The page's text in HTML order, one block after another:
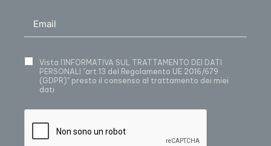
Vista l’INFORMATIVA SUL TRATTAMENTO DEI DATI
PERSONALI
"art.13 del Regolamento UE 2016/679
(GDPR)" presto il consenso al trattamento dei miei
dati